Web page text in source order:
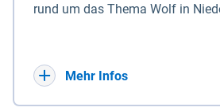
vor Sturmfluten, zu dienen
Eigenschaft eines Sperrwerkes
die Deichbehörde durch
rund um das Thema Wolf in
sowie Status der bestehenden
laufenden Monitoringjahr.
Mehr Infos